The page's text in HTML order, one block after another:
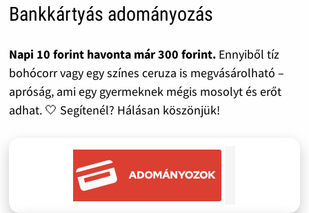
Bankkártyás adományozás
Napi 10 forint havonta már 300 forint.Ennyiből tíz
bohócorr vagy egy színes ceruza is megvásárolható –
apróság, ami egy gyermeknek mégis mosolyt és erőt
adhat. 🤍 Segítenél? Hálásan köszönjük!